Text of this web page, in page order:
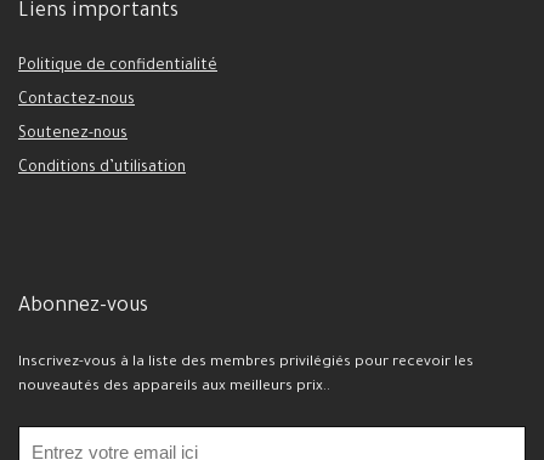
Liens importants
Politique de confidentialité
Contactez-nous
Soutenez-nous
Conditions d’utilisation
Abonnez-vous
Inscrivez-vous à la liste des membres privilégiés pour recevoir les
nouveautés des appareils aux meilleurs prix..